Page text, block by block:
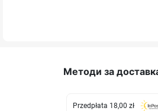
Методи за
Przedpłata 18,00 zł